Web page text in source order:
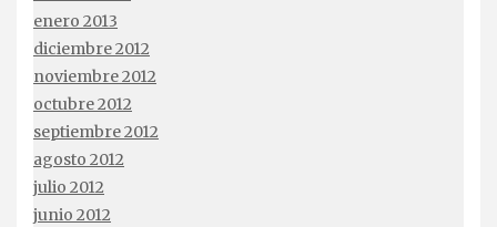
enero 2013
diciembre 2012
noviembre 2012
octubre 2012
septiembre 2012
agosto 2012
julio 2012
junio 2012